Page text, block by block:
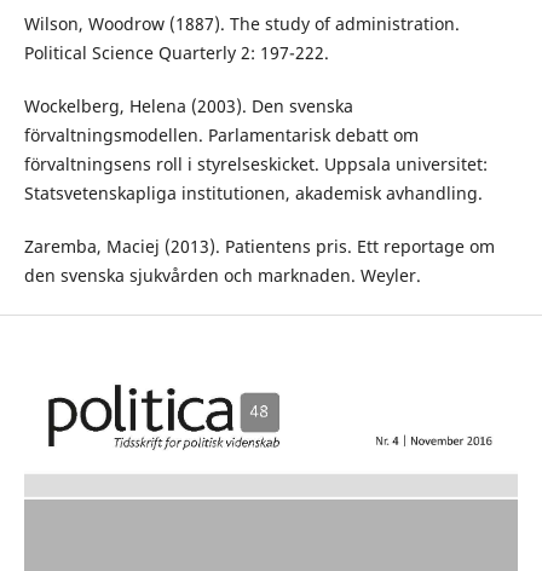
Wilson, Woodrow (1887). The study of administration.
Political Science Quarterly 2: 197-222.
Wockelberg, Helena (2003). Den svenska
förvaltningsmodellen. Parlamentarisk debatt om
förvaltningsens roll i styrelseskicket. Uppsala universitet:
Statsvetenskapliga institutionen, akademisk avhandling.
Zaremba, Maciej (2013). Patientens pris. Ett reportage om
den svenska sjukvården och marknaden. Weyler.